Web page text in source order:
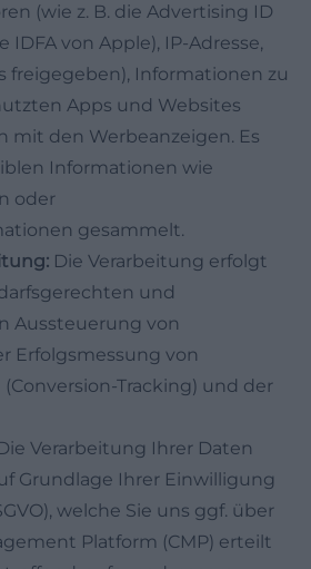
(wie z. B. die Advertising ID
IDFA von Apple), IP-Adresse,
freigegeben), Informationen zu
Apps und Websites
mit den Werbeanzeigen. Es
Informationen wie
oder
gesammelt.
Die Verarbeitung erfolgt
und
Aussteuerung von
Erfolgsmessung von
Tracking) und der
Verarbeitung Ihrer Daten
Grundlage Ihrer Einwilligung
welche Sie uns ggf. über
Platform (CMP) erteilt